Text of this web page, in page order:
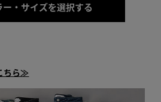
ー・サイズを選択する
ちら≫